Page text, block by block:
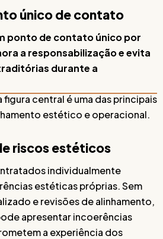
único de contato
ponto de contato único por
a responsabilização e evita
durante a
figura central é uma das principais
estético e operacional.
riscos estéticos
individualmente
estéticas próprias. Sem
e revisões de alinhamento,
apresentar incoerências
a experiência dos